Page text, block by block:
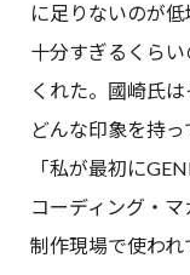
に足りないのが
十分すぎるくら
くれた。國崎氏
どんな印象を持っ
「私が最初に
コーディング・
制作現場で使わ